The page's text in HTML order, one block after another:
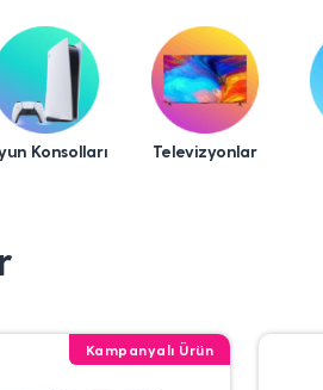
Konsolları Televizyonlar
Kampanyalı Ürün